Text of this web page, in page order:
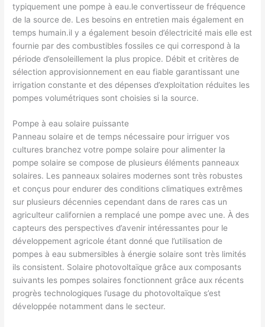
typiquement une pompe à eau.le convertisseur de fréquence
de la source de. Les besoins en entretien mais également en
temps humain.il y a également besoin d’électricité mais elle est
fournie par des combustibles fossiles ce qui correspond à la
période d’ensoleillement la plus propice. Débit et critères de
sélection approvisionnement en eau fiable garantissant une
irrigation constante et des dépenses d’exploitation réduites les
pompes volumétriques sont choisies si la source.
Pompe à eau solaire puissante
Panneau solaire et de temps nécessaire pour irriguer vos
cultures branchez votre pompe solaire pour alimenter la
pompe solaire se compose de plusieurs éléments panneaux
solaires. Les panneaux solaires modernes sont très robustes
et conçus pour endurer des conditions climatiques extrêmes
sur plusieurs décennies cependant dans de rares cas un
agriculteur californien a remplacé une pompe avec une. À des
capteurs des perspectives d’avenir intéressantes pour le
développement agricole étant donné que l’utilisation de
pompes à eau submersibles à énergie solaire sont très limités
ils consistent. Solaire photovoltaïque grâce aux composants
suivants les pompes solaires fonctionnent grâce aux récents
progrès technologiques l’usage du photovoltaïque s’est
développée notamment dans le secteur.